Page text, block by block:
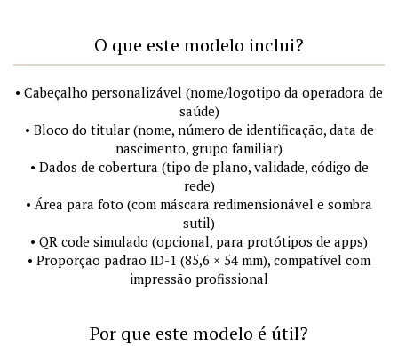
O que este modelo inclui?
• Cabeçalho personalizável (nome/logotipo da operadora de
saúde)
• Bloco do titular (nome, número de identificação, data de
nascimento, grupo familiar)
• Dados de cobertura (tipo de plano, validade, código de
rede)
• Área para foto (com máscara redimensionável e sombra
sutil)
• QR code simulado (opcional, para protótipos de apps)
• Proporção padrão ID-1 (85,6 × 54 mm), compatível com
impressão profissional
Por que este modelo é útil?